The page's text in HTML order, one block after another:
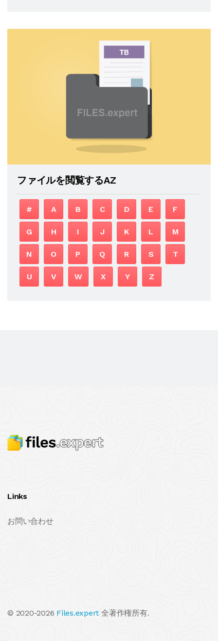
ファイルを閲覧するAZ
# A B C D E F
G H I J K L M
N O P Q R S T
U V W X Y Z
Links
お問い合わせ
© 2020-2026 Files.expert 全著作権所有.